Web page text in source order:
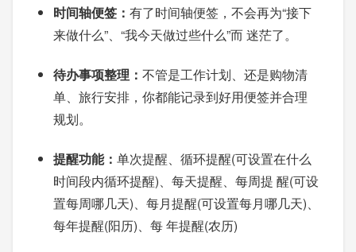
时间轴便签： 有了时间轴便签，不会再为“接下
来做什么”、“我今天做过些什么”而 迷茫了。
待办事项整理： 不管是工作计划、还是购物清
单、旅行安排，你都能记录到好用便签并合理
规划。
提醒功能： 单次提醒、循环提醒(可设置在什么
时间段内循环提醒)、每天提醒、每周提 醒(可设
置每周哪几天)、每月提醒(可设置每月哪几天)、
每年提醒(阳历)、每 年提醒(农历)